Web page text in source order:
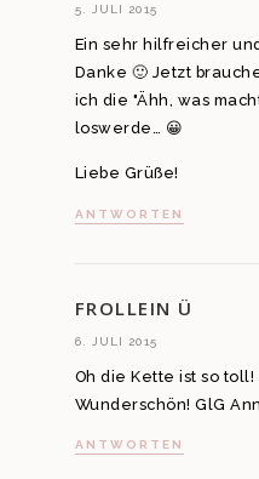
5. JULI 2015
Ein sehr hilfreicher
Danke 🙂 Jetzt
ich die "Ähh, was
loswerde… 😀
Liebe Grüße!
ANTWORTEN
FROLLEIN Ü
6. JULI 2015
Oh die Kette ist so toll!
Wunderschön! GlG
ANTWORTEN